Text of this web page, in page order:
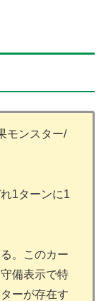
モンスター/
1ターンに1
。このカー
備表示で特
ーが存在す